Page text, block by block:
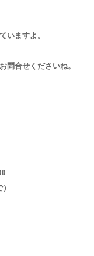
いますよ。
問合せくださいね。